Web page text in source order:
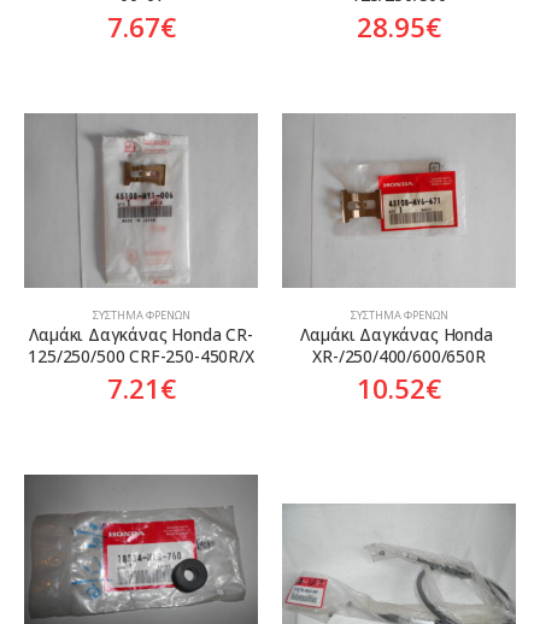
7.67€ 28.95€
ΣΎΣΤΗΜΑ ΦΡΈΝΩΝ
Λαμάκι Δαγκάνας Honda CR-
125/250/500 CRF-250-450R/X
7.21€
ΣΎΣΤΗΜΑ ΦΡΈΝΩΝ
Λαμάκι Δαγκάνας Honda
XR-/250/400/600/650R
10.52€